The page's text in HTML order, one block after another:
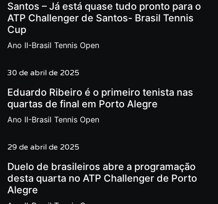
Santos – Já está quase tudo pronto para o
ATP Challenger de Santos- Brasil Tennis
Cup
Ano II-Brasil Tennis Open
30 de abril de 2025
Eduardo Ribeiro é o primeiro tenista nas
quartas de final em Porto Alegre
Ano II-Brasil Tennis Open
29 de abril de 2025
Duelo de brasileiros abre a programação
desta quarta no ATP Challenger de Porto
Alegre